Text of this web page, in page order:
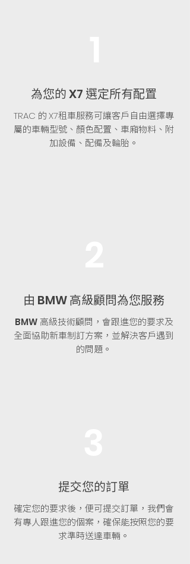
為您的X7 選定所有配置
TRAC 的X7租車服務可讓客戶自由選擇專
屬的車輛型號、顏色配置、車廂物料、附
加設備、配備及輪胎。
由 BMW高級顧問為您服務
BMW 高級技術顧問，會跟進您的要求及
全面協助新車制訂方案，並解決客戶遇到
的問題。
提交您的訂單
確定您的要求後，便可提交訂單，我們會
有專人跟進您的個案，確保能按照您的要
求準時送達車輛。